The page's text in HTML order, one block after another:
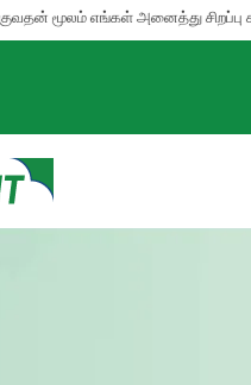
அனைத்து சிறப்பு